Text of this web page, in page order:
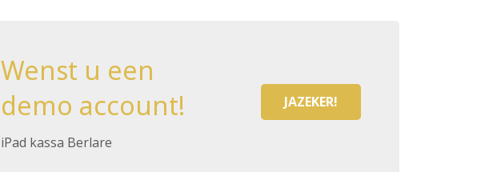
Wenst u een
demo account!
iPad kassa Berlare
JAZEKER!